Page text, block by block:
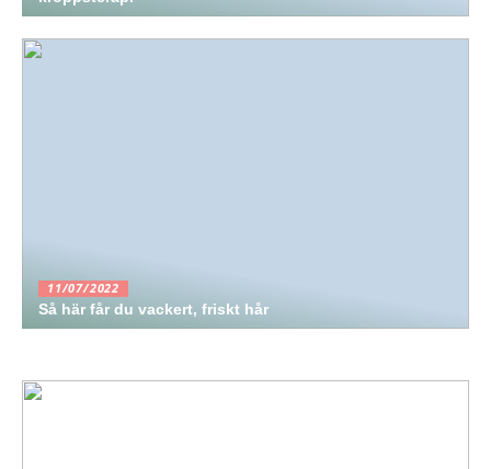
11/07/2022
Så här får du vackert, friskt hår